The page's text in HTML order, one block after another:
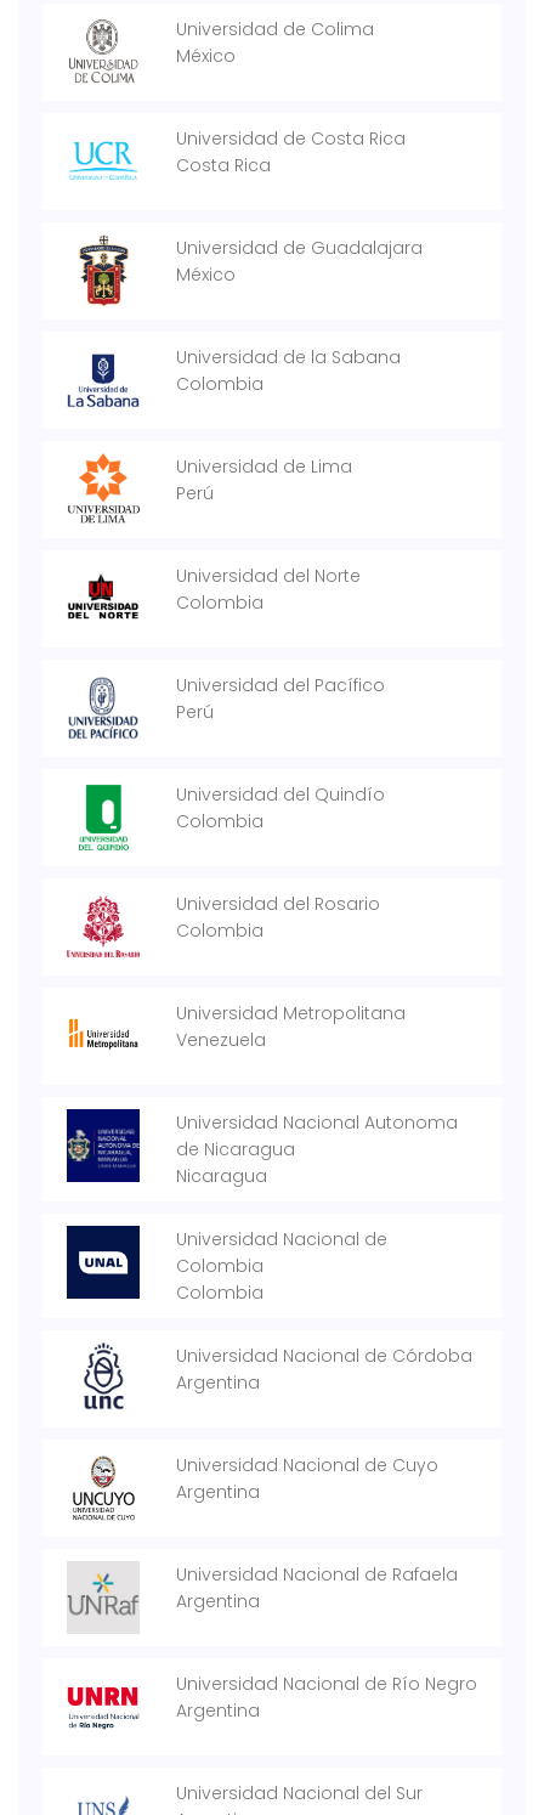
Universidad de Colima
México
Universidad de Costa Rica
Costa Rica
Universidad de Guadalajara
México
Universidad de la Sabana
Colombia
Universidad de Lima
Perú
Universidad del Norte
Colombia
Universidad del Pacífico
Perú
Universidad del Quindío
Colombia
Universidad del Rosario
Colombia
Universidad Metropolitana
Venezuela
Universidad Nacional Autonoma
de Nicaragua
Nicaragua
Universidad Nacional de
Colombia
Colombia
Universidad Nacional de Córdoba
Argentina
Universidad Nacional de Cuyo
Argentina
Universidad Nacional de Rafaela
Argentina
Universidad Nacional de Río Negro
Argentina
Universidad Nacional del Sur